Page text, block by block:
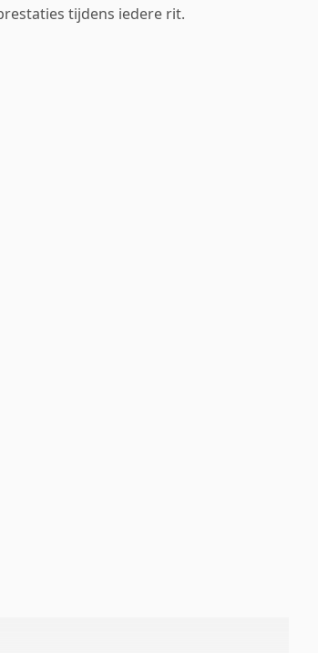
tijdens iedere rit.